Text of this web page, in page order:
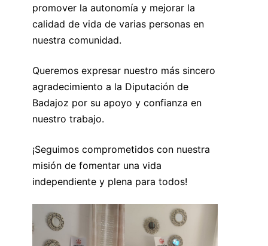
promover la autonomía y mejorar la
calidad de vida de varias personas en
nuestra comunidad.
Queremos expresar nuestro más sincero
agradecimiento a la Diputación de
Badajoz por su apoyo y confianza en
nuestro trabajo.
¡Seguimos comprometidos con nuestra
misión de fomentar una vida
independiente y plena para todos!